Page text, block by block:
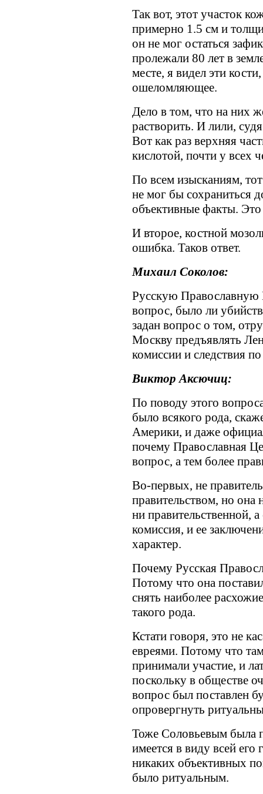
Так вот, этот участок
примерно 1.5 см и
он не мог остаться
пролежали 80 лет в
месте, я видел эти
ошеломляющее.
Дело в том, что на них
растворить. И лили,
Вот как раз верхняя
кислотой, почти у всех
По всем изысканиям,
не мог бы сохраниться
объективные факты. Это
И второе, костной
ошибка. Таков ответ.
Михаил Соколов:
Русскую Православную
вопрос, было ли
задан вопрос о том,
Москву предъявлять
комиссии и следствия
Виктор Аксючиц:
По поводу этого
было всякого рода,
Америки, и даже
почему Православная
вопрос, а тем более
Во-первых, не
правительством, но она
ни правительственной,
комиссия, и ее
характер.
Почему Русская
Потому что она
снять наиболее
такого рода.
Кстати говоря, это не
евреями. Потому что
принимали участие, и
поскольку в обществе
вопрос был поставлен
опровергнуть
Тоже Соловьевым была
имеется в виду всей
никаких объективных
было ритуальным.